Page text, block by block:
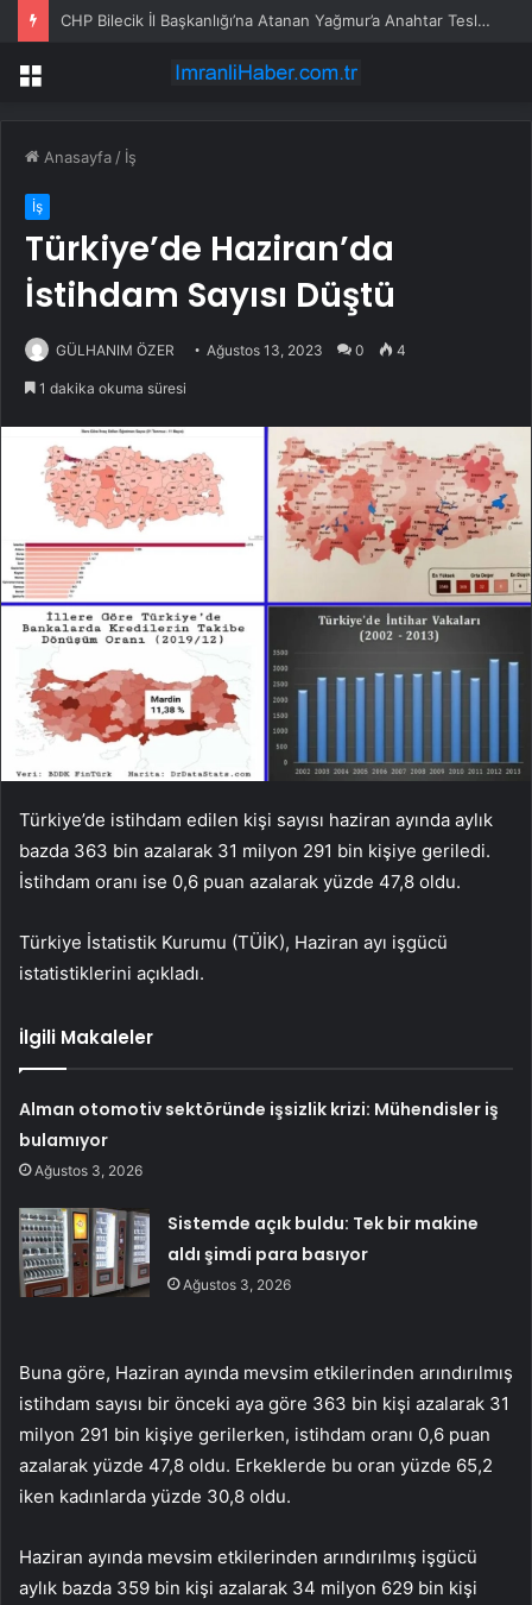
CHP Bilecik İl Başkanlığı’na Atanan Yağmur’a Anahtar Teslim Edilmedi
Menü
Anasayfa / İş
İş
Türkiye’de Haziran’da
İstihdam Sayısı Düştü
GÜLHANIM ÖZER Ağustos 13, 2023 0 4
1 dakika okuma süresi
Türkiye’de istihdam edilen kişi sayısı haziran ayında aylık
bazda 363 bin azalarak 31 milyon 291 bin kişiye geriledi.
İstihdam oranı ise 0,6 puan azalarak yüzde 47,8 oldu.
Türkiye İstatistik Kurumu (TÜİK), Haziran ayı işgücü
istatistiklerini açıkladı.
İlgili Makaleler
Alman otomotiv sektöründe işsizlik krizi: Mühendisler iş
bulamıyor
Ağustos 3, 2026
Sistemde açık buldu: Tek bir makine
aldı şimdi para basıyor
Ağustos 3, 2026
Buna göre, Haziran ayında mevsim etkilerinden arındırılmış
istihdam sayısı bir önceki aya göre 363 bin kişi azalarak 31
milyon 291 bin kişiye gerilerken, istihdam oranı 0,6 puan
azalarak yüzde 47,8 oldu. Erkeklerde bu oran yüzde 65,2
iken kadınlarda yüzde 30,8 oldu.
Haziran ayında mevsim etkilerinden arındırılmış işgücü
aylık bazda 359 bin kişi azalarak 34 milyon 629 bin kişi